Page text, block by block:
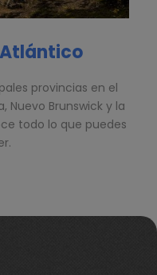
provincias en el
Nuevo Brunswick y la
todo lo que puedes